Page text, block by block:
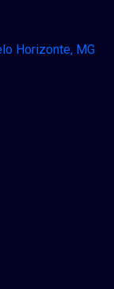
Horizonte, MG